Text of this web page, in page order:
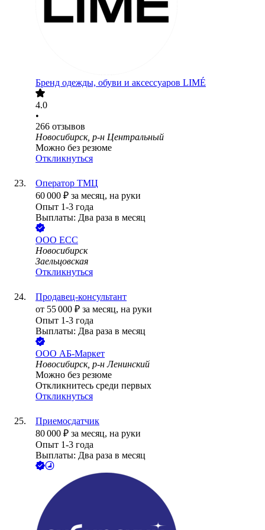
Бренд одежды, обуви и аксессуаров LIMÉ
4.0
•
266 отзывов
Новосибирск, р-н Центральный
Можно без резюме
Откликнуться
Оператор ТМЦ
60 000 ₽ за месяц, на руки
Опыт 1-3 года
Выплаты: Два раза в месяц
ООО ЕСС
Новосибирск
Заельцовская
Откликнуться
Продавец-консультант
от 55 000 ₽ за месяц, на руки
Опыт 1-3 года
Выплаты: Два раза в месяц
ООО АБ-Маркет
Новосибирск, р-н Ленинский
Можно без резюме
Откликнитесь среди первых
Откликнуться
Приемосдатчик
80 000 ₽ за месяц, на руки
Опыт 1-3 года
Выплаты: Два раза в месяц